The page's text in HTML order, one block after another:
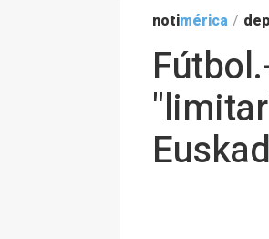
notimérica /